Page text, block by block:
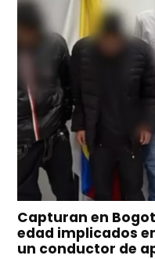
Capturan en
edad implicados
un conductor de